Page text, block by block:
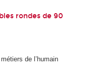
rondes de 90
de l’humain